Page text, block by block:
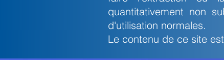
quantitativement non
d'utilisation normales.
Le contenu de ce site